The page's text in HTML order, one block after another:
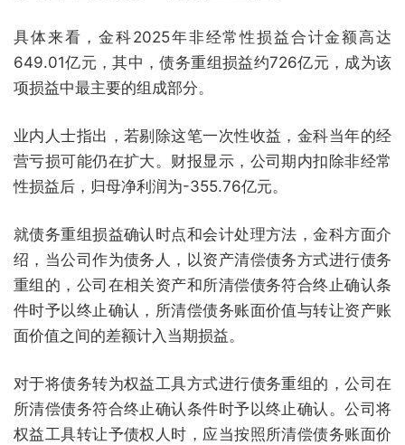
具体来看，金科2025年非经常性损益合计金额高达
649.01亿元，其中，债务重组损益约726亿元，成为该
项损益中最主要的组成部分。
业内人士指出，若剔除这笔一次性收益，金科当年的经
营亏损可能仍在扩大。财报显示，公司期内扣除非经常
性损益后，归母净利润为-355.76亿元。
就债务重组损益确认时点和会计处理方法，金科方面介
绍，当公司作为债务人，以资产清偿债务方式进行债务
重组的，公司在相关资产和所清偿债务符合终止确认条
件时予以终止确认，所清偿债务账面价值与转让资产账
面价值之间的差额计入当期损益。
对于将债务转为权益工具方式进行债务重组的，公司在
所清偿债务符合终止确认条件时予以终止确认。公司将
权益工具转让予债权人时，应当按照所清偿债务账面价